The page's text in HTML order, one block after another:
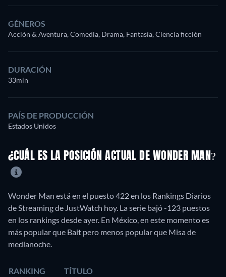
GÉNEROS
Acción & Aventura, Comedia, Drama, Fantasía, Ciencia ficción
DURACIÓN
33min
PAÍS DE PRODUCCIÓN
Estados Unidos
¿CUÁL ES LA POSICIÓN ACTUAL DE WONDER MAN?
Wonder Man está en el puesto 422 en los Rankings Diarios
de Streaming de JustWatch hoy. La serie bajó -123 puestos
en los rankings desde ayer. En México, en este momento es
más popular que Bait pero menos popular que Misa de
medianoche.
RANKING TÍTULO